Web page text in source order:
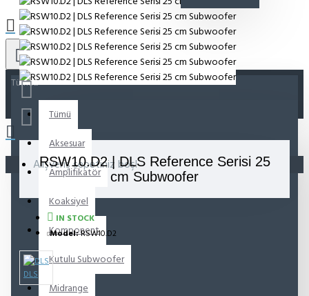
Tümü
Tümü
Aksesuar
Amplifikatör
Koaksiyel
Komponent
Kutulu Subwoofer
Midrange
Alışveriş sepetiniz boş!
RSW10.D2 | DLS Reference Serisi 25
cm Subwoofer
IN STOCK
Model:RSW10.D2
DLS